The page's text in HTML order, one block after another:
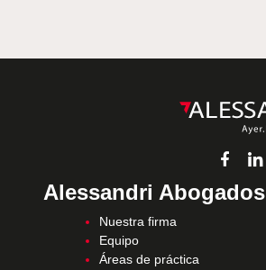
Alessandri Abogados
Nuestra firma
Equipo
Áreas de práctica